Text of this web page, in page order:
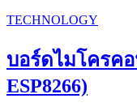
TECHNOLOGY
บอร์ดไมโครคอ
ESP8266)